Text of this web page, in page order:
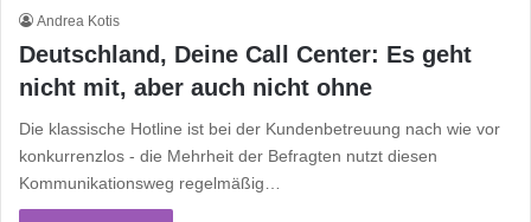
Andrea Kotis
Deutschland, Deine Call Center: Es geht
nicht mit, aber auch nicht ohne
Die klassische Hotline ist bei der Kundenbetreuung nach wie vor
konkurrenzlos - die Mehrheit der Befragten nutzt diesen
Kommunikationsweg regelmäßig…